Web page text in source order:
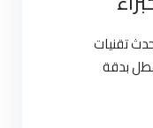
تقنيات
بدقة